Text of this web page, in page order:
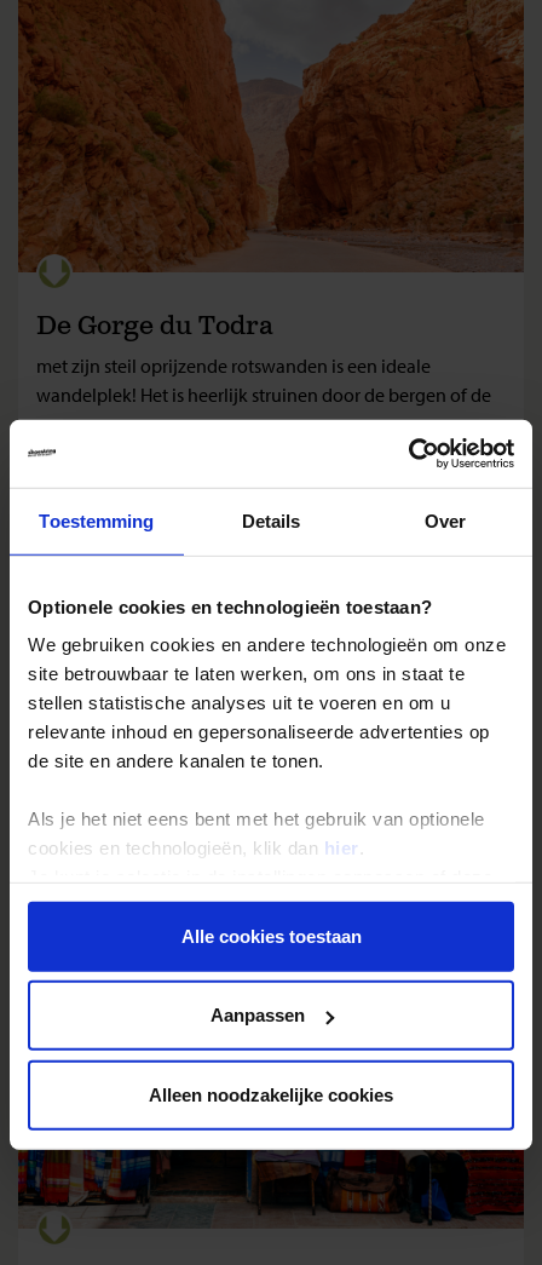
Toestemming Details Over
Optionele cookies en technologieën toestaan?
We gebruiken cookies en andere technologieën om onze
site betrouwbaar te laten werken, om ons in staat te
stellen statistische analyses uit te voeren en om u
relevante inhoud en gepersonaliseerde advertenties op
de site en andere kanalen te tonen.
Als je het niet eens bent met het gebruik van optionele
cookies en technologieën, klik dan hier .
onder aan de pagina op elk gewenst moment voor de
toekomst wijzigen.Alle cookies toestaan
Aanpassen
Alleen noodzakelijke cookies
De Gorge du Todra
met zijn steil oprijzende rotswanden is een ideale
wandelplek! Het is heerlijk struinen door de bergen of de
oase.
Het ommuurde Taroudannt
is de stad van de Chleuh Berbers, beroemd om zijn zilveren